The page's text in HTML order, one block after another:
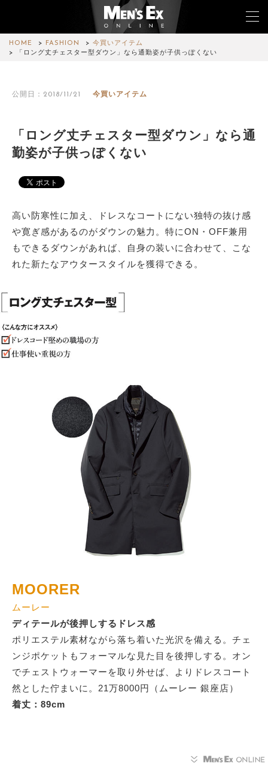
HOME FASHION
今買いアイテム
「ロング丈チェスター型ダウン」なら通勤姿が子供っぽくない
公開日：2018/11/21 今買いアイテム
「ロング丈チェスター型ダウン」なら通
勤姿が子供っぽくない
高い防寒性に加え、ドレスなコートにない独特の抜け感
や寛ぎ感があるのがダウンの魅力。特にON・OFF兼用
もできるダウンがあれば、自身の装いに合わせて、こな
れた新たなアウタースタイルを獲得できる。
MOORER
ムーレー
ディテールが後押しするドレス感
ポリエステル素材ながら落ち着いた光沢を備える。チェ
ンジポケットもフォーマルな見た目を後押しする。オン
でチェストウォーマーを取り外せば、よりドレスコート
然とした佇まいに。21万8000円（ムーレー 銀座店）
着丈：89cm
WATCH
CAR&BIKE
LIFESTYLE
COLUMN
MAGAZINE
ABOUT SITE
サイトマップ